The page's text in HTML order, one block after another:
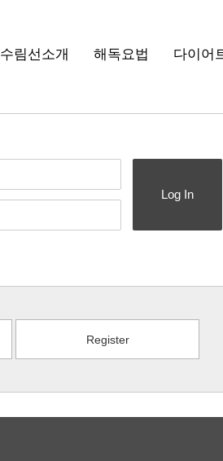
수림선소개 해독요법 다이어
Log In
Register